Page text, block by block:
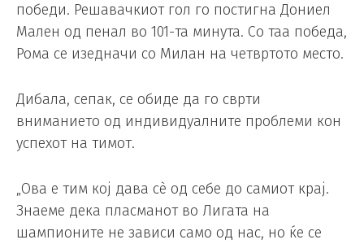
победи. Решавачкиот гол го постигна Дониел
Мален од пенал во 101-та минута. Со таа победа,
Рома се изедначи со Милан на четвртото место.
Дибала, сепак, се обиде да го сврти
вниманието од индивидуалните проблеми кон
успехот на тимот.
„Ова е тим кој дава сè од себе до самиот крај.
Знаеме дека пласманот во Лигата на
шампионите не зависи само од нас, но ќе се